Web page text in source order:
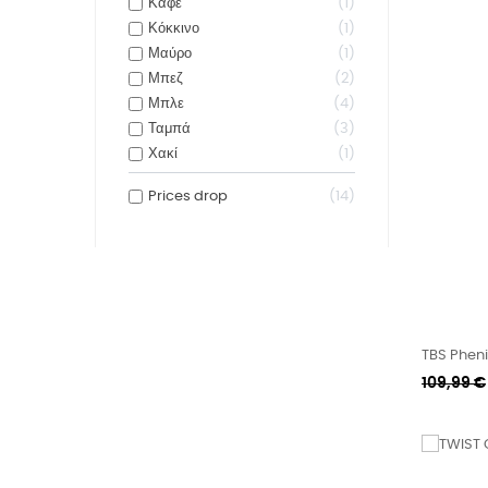
Καφέ
1
Κόκκινο
1
Μαύρο
1
Μπεζ
2
Μπλε
4
Ταμπά
3
Χακί
1
Prices drop 14
TBS
Κανονική
109,99 €